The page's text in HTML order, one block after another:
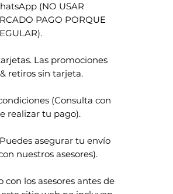
(NO USAR
PAGO PORQUE
Las promociones
retiros sin tarjeta.
(Consulta con
realizar tu pago).
asegurar tu envío
nuestros asesores).
los asesores antes de